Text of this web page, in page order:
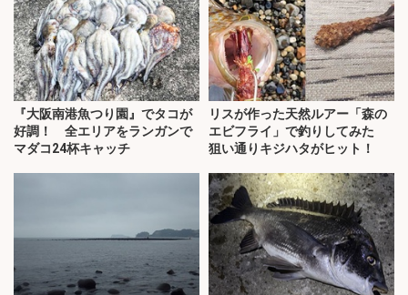
『大阪南港魚つり園』でタコが
好調！ 全エリアをランガンで
マダコ24杯キャッチ
リスが作った天然ルアー「森の
エビフライ」で釣りしてみた
狙い通りキジハタがヒット！